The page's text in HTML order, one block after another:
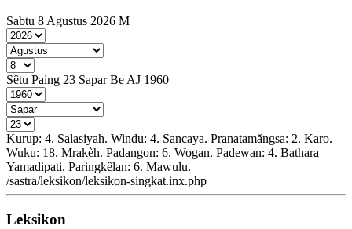
Sabtu 8 Agustus 2026 M
Sêtu Paing 23 Sapar Be AJ 1960
Kurup: 4. Salasiyah. Windu: 4. Sancaya. Pranatamăngsa: 2. Karo.
Wuku: 18. Mrakèh. Padangon: 6. Wogan. Padewan: 4. Bathara
Yamadipati. Paringkêlan: 6. Mawulu.
/sastra/leksikon/leksikon-singkat.inx.php
Leksikon